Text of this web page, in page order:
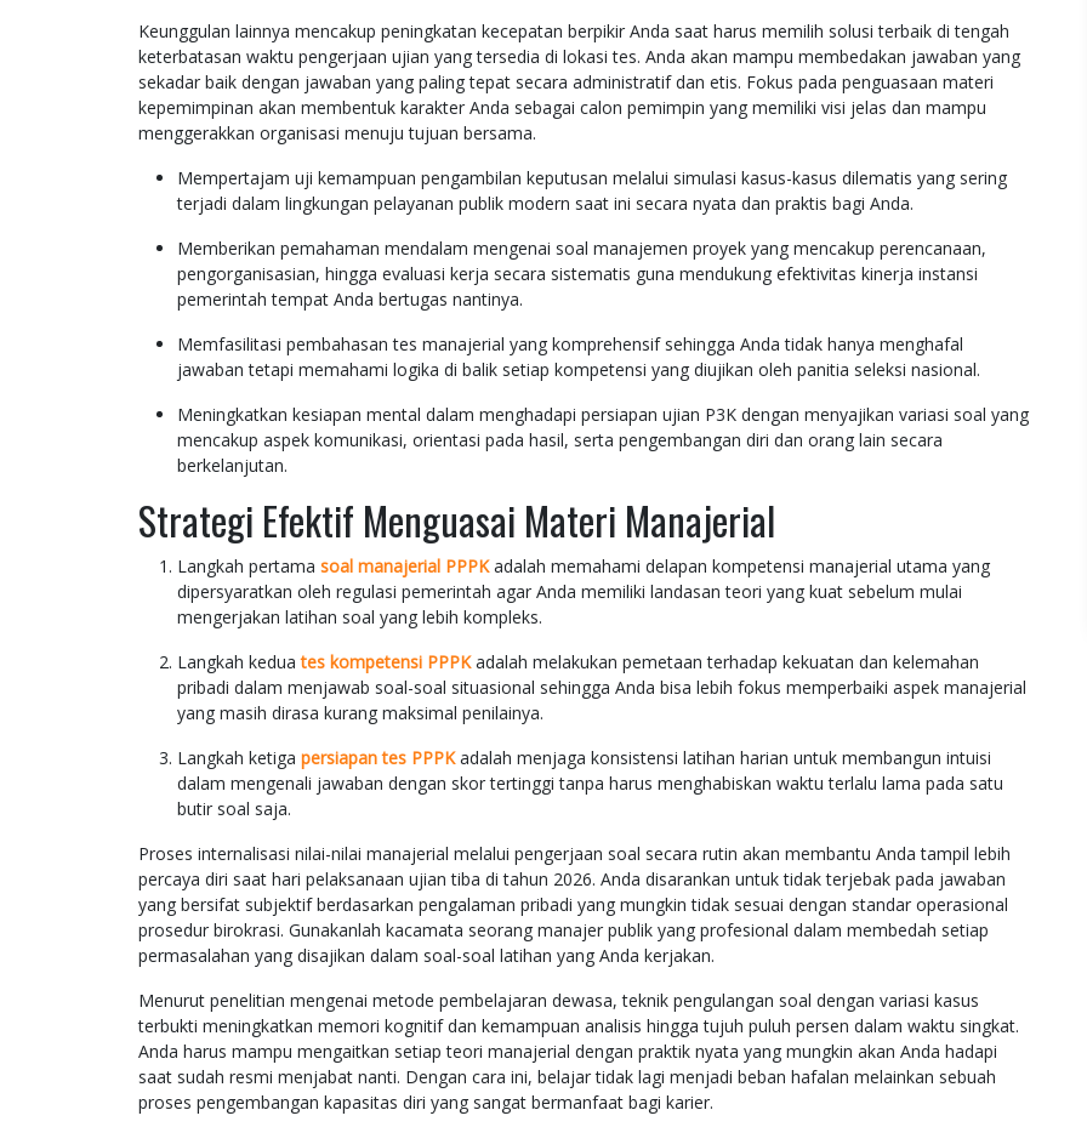
Keunggulan lainnya mencakup peningkatan kecepatan berpikir Anda saat harus memilih solusi terbaik di tengah
keterbatasan waktu pengerjaan ujian yang tersedia di lokasi tes. Anda akan mampu membedakan jawaban yang
sekadar baik dengan jawaban yang paling tepat secara administratif dan etis. Fokus pada penguasaan materi
kepemimpinan akan membentuk karakter Anda sebagai calon pemimpin yang memiliki visi jelas dan mampu
menggerakkan organisasi menuju tujuan bersama.
Mempertajam uji kemampuan pengambilan keputusan melalui simulasi kasus-kasus dilematis yang sering
terjadi dalam lingkungan pelayanan publik modern saat ini secara nyata dan praktis bagi Anda.
Memberikan pemahaman mendalam mengenai soal manajemen proyek yang mencakup perencanaan,
pengorganisasian, hingga evaluasi kerja secara sistematis guna mendukung efektivitas kinerja instansi
pemerintah tempat Anda bertugas nantinya.
Memfasilitasi pembahasan tes manajerial yang komprehensif sehingga Anda tidak hanya menghafal
jawaban tetapi memahami logika di balik setiap kompetensi yang diujikan oleh panitia seleksi nasional.
Meningkatkan kesiapan mental dalam menghadapi persiapan ujian P3K dengan menyajikan variasi soal yang
mencakup aspek komunikasi, orientasi pada hasil, serta pengembangan diri dan orang lain secara
berkelanjutan.
Strategi Efektif Menguasai Materi Manajerial
Langkah pertama soal manajerial PPPKadalah memahami delapan kompetensi manajerial utama yang
dipersyaratkan oleh regulasi pemerintah agar Anda memiliki landasan teori yang kuat sebelum mulai
mengerjakan latihan soal yang lebih kompleks.
Langkah keduates kompetensi PPPKadalah melakukan pemetaan terhadap kekuatan dan kelemahan
pribadi dalam menjawab soal-soal situasional sehingga Anda bisa lebih fokus memperbaiki aspek manajerial
yang masih dirasa kurang maksimal penilainya.
Langkah ketiga persiapan tes PPPKadalah menjaga konsistensi latihan harian untuk membangun intuisi
dalam mengenali jawaban dengan skor tertinggi tanpa harus menghabiskan waktu terlalu lama pada satu
butir soal saja.
Proses internalisasi nilai-nilai manajerial melalui pengerjaan soal secara rutin akan membantu Anda tampil lebih
percaya diri saat hari pelaksanaan ujian tiba di tahun 2026. Anda disarankan untuk tidak terjebak pada jawaban
yang bersifat subjektif berdasarkan pengalaman pribadi yang mungkin tidak sesuai dengan standar operasional
prosedur birokrasi. Gunakanlah kacamata seorang manajer publik yang profesional dalam membedah setiap
permasalahan yang disajikan dalam soal-soal latihan yang Anda kerjakan.
Menurut penelitian mengenai metode pembelajaran dewasa, teknik pengulangan soal dengan variasi kasus
terbukti meningkatkan memori kognitif dan kemampuan analisis hingga tujuh puluh persen dalam waktu singkat.
Anda harus mampu mengaitkan setiap teori manajerial dengan praktik nyata yang mungkin akan Anda hadapi
saat sudah resmi menjabat nanti. Dengan cara ini, belajar tidak lagi menjadi beban hafalan melainkan sebuah
proses pengembangan kapasitas diri yang sangat bermanfaat bagi karier.